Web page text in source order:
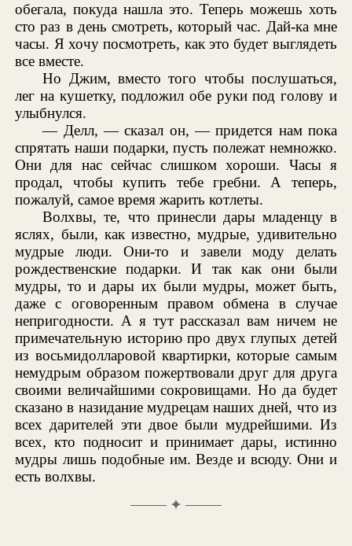
обегала, покуда нашла это. Теперь можешь хоть
сто раз в день смотреть, который час. Дай-ка мне
часы. Я хочу посмотреть, как это будет выглядеть
все вместе.
Но Джим, вместо того чтобы послушаться,
лег на кушетку, подложил обе руки под голову и
улыбнулся.
— Делл, — сказал он, — придется нам пока
спрятать наши подарки, пусть полежат немножко.
Они для нас сейчас слишком хороши. Часы я
продал, чтобы купить тебе гребни. А теперь,
пожалуй, самое время жарить котлеты.
Волхвы, те, что принесли дары младенцу в
яслях, были, как известно, мудрые, удивительно
мудрые люди. Они-то и завели моду делать
рождественские подарки. И так как они были
мудры, то и дары их были мудры, может быть,
даже с оговоренным правом обмена в случае
непригодности. А я тут рассказал вам ничем не
примечательную историю про двух глупых детей
из восьмидолларовой квартирки, которые самым
немудрым образом пожертвовали друг для друга
своими величайшими сокровищами. Но да будет
сказано в назидание мудрецам наших дней, что из
всех дарителей эти двое были мудрейшими. Из
всех, кто подносит и принимает дары, истинно
мудры лишь подобные им. Везде и всюду. Они и
есть волхвы.
✦